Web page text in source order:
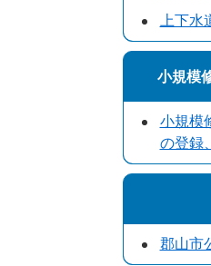
上下
小規模
小規模
の登録
郡山市